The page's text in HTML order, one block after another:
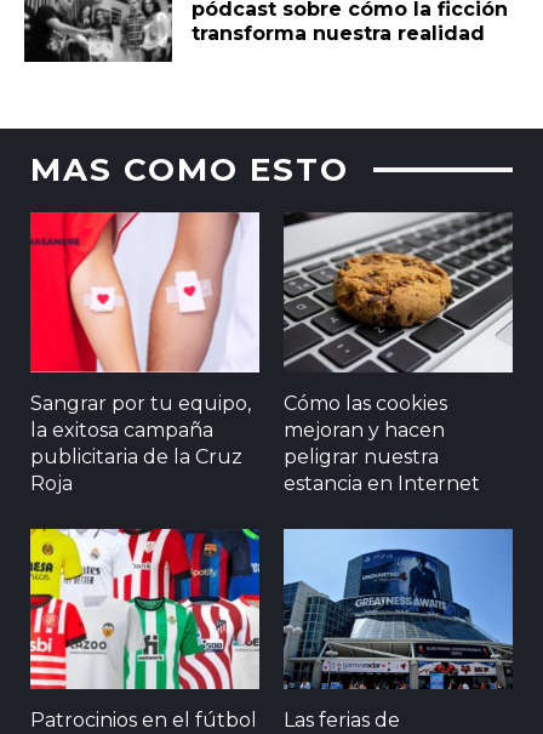
pódcast sobre cómo la ficción
transforma nuestra realidad
MAS COMO ESTO
Sangrar por tu equipo,
la exitosa campaña
publicitaria de la Cruz
Roja
Cómo las cookies
mejoran y hacen
peligrar nuestra
estancia en Internet
Patrocinios en el fútbol
Las ferias de